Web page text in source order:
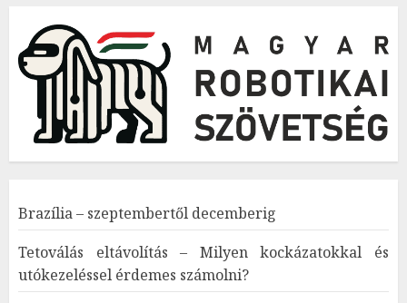
Brazília – szeptembertől decemberig
Tetoválás eltávolítás – Milyen kockázatokkal és
utókezeléssel érdemes számolni?